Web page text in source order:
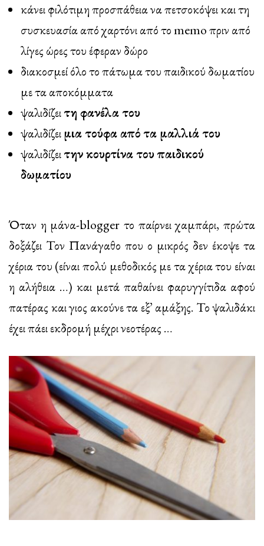
κάνει φιλότιμη προσπάθεια να πετσοκόψει και τη
συσκευασία από χαρτόνι από το memo πριν από
λίγες ώρες του έφεραν δώρο
διακοσμεί όλο το πάτωμα του παιδικού δωματίου
με τα αποκόμματα
ψαλιδίζειτη φανέλα του
ψαλιδίζειμια τούφα από τα μαλλιά του
ψαλιδίζειτην κουρτίνα του παιδικού
δωματίου
Όταν η μάνα-blogger το παίρνει χαμπάρι, πρώτα
δοξάζει Τον Πανάγαθο που ο μικρός δεν έκοψε τα
χέρια του (είναι πολύ μεθοδικός με τα χέρια του είναι
η αλήθεια …) και μετά παθαίνει φαρυγγίτιδα αφού
πατέρας και γιος ακούνε τα εξ’ αμάξης. Το ψαλιδάκι
έχει πάει εκδρομή μέχρι νεοτέρας …